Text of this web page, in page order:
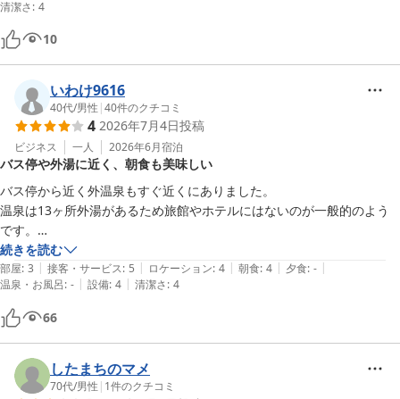
清潔さ: 4
10
いわけ9616
40代/男性 |40件のクチコミ
4 2026年7月4日投稿
ビジネス 一人 2026年6月宿泊
バス停や外湯に近く、朝食も美味しい
バス停から近く外温泉もすぐ近くにありました。
温泉は13ヶ所外湯があるため旅館やホテルにはないのが一般的のよう
です。
朝食も美味しかったです。
続きを読む
部屋: 3 | 接客・サービス: 5 | ロケーション: 4 | 朝食: 4 | 夕食: - |
温泉・お風呂: - | 設備: 4 | 清潔さ: 4
66
したまちのマメ
70代/男性 | 1件のクチコミ